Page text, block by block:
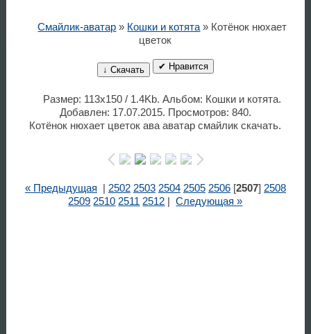
Смайлик-аватар » Кошки и котята » Котёнок нюхает
цветок
↓ Скачать ✔ Нравится
Размер: 113x150 / 1.4Kb. Альбом: Кошки и котята.
Добавлен: 17.07.2015. Просмотров: 840.
Котёнок нюхает цветок ава аватар смайлик скачать.
« Предыдущая 2502 2503 2504 2505 2506[2507] 2508
2509 2510 2511 2512 |Следующая »